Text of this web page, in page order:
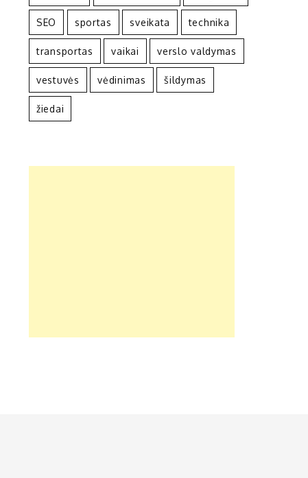
SEO sportas sveikata technika
transportas vaikai verslo valdymas
vestuvės vėdinimas šildymas
žiedai